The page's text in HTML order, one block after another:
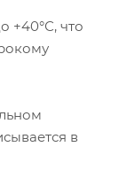
+40°С, что
в